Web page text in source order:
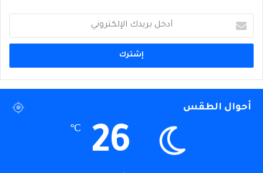
بريدك
الإلكتروني
أحوال الطقس
26
℃